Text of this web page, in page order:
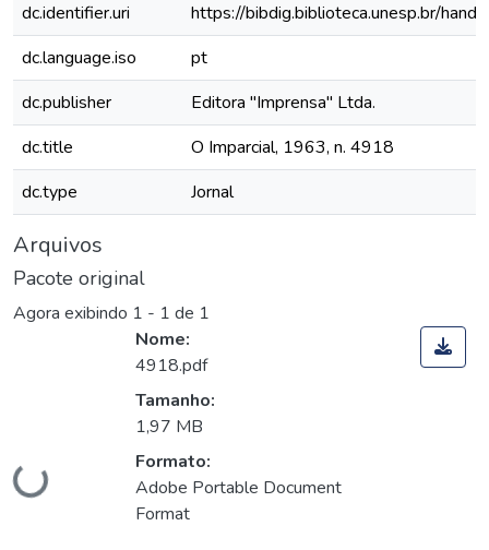
dc.identifier.uri
https://bibdig.biblioteca.unesp.br/
dc.language.iso
pt
dc.publisher
Editora "Imprensa" Ltda.
dc.title
O Imparcial, 1963, n. 4918
dc.type
Jornal
Arquivos
Pacote original
Agora exibindo 1 - 1 de 1
Carregando...
Nome:
4918.pdf
Tamanho:
1,97 MB
Formato:
Adobe Portable Document
Format